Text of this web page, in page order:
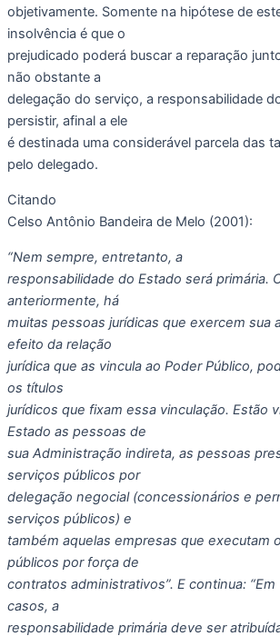
objetivamente. Somente na hipótese de
insolvência é que o
prejudicado poderá buscar a reparação
não obstante a
delegação do serviço, a responsabilidade
persistir, afinal a ele
é destinada uma considerável parcela das
pelo delegado.
Citando
Celso Antônio Bandeira de Melo (2001):
“Nem sempre, entretanto, a
responsabilidade do Estado será primária.
anteriormente, há
muitas pessoas jurídicas que exercem sua
efeito da relação
jurídica que as vincula ao Poder Público,
os títulos
jurídicos que fixam essa vinculação. Estão
Estado as pessoas de
sua Administração indireta, as pessoas
serviços públicos por
delegação negocial (concessionários e
serviços públicos) e
também aquelas empresas que executam
públicos por força de
contratos administrativos”. E continua:
casos, a
responsabilidade primária deve ser